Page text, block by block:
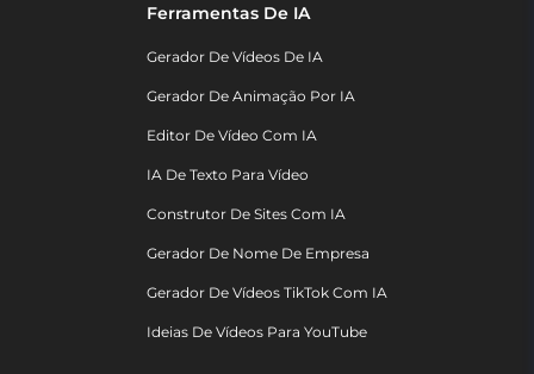
Ferramentas De IA
Gerador De Vídeos De IA
Gerador De Animação Por IA
Editor De Vídeo Com IA
IA De Texto Para Vídeo
Construtor De Sites Com IA
Gerador De Nome De Empresa
Gerador De Vídeos TikTok Com IA
Ideias De Vídeos Para YouTube